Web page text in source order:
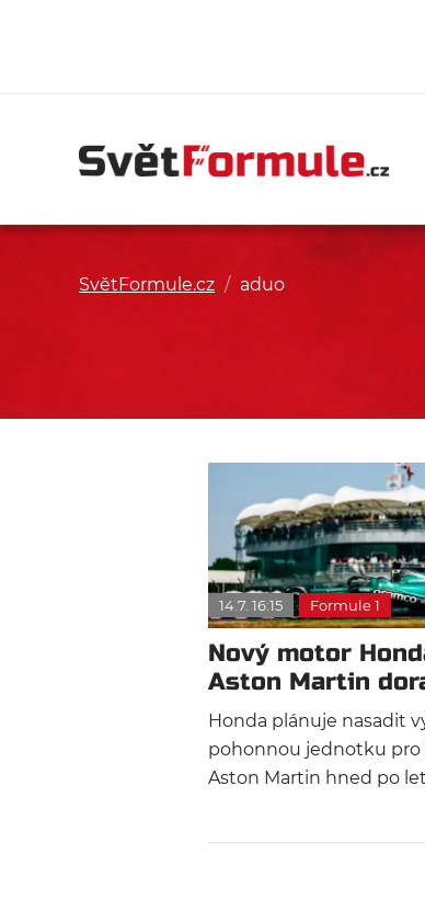
SvětFormule.cz / aduo
14.7. 16:15 Formule 1
Nový motor
Aston Martin
Zandvoortu
Honda plánuje nasadit
pohonnou jednotku pro
Aston Martin hned po